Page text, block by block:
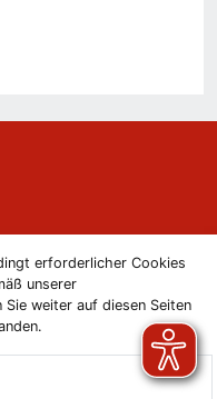
erforderlicher Cookies
unserer
weiter auf diesen Seiten